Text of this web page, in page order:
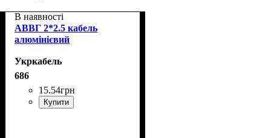
В наявності
АВВГ 2*2.5 кабель
алюмінієвий
Укркабель
686
15.54грн
Купити